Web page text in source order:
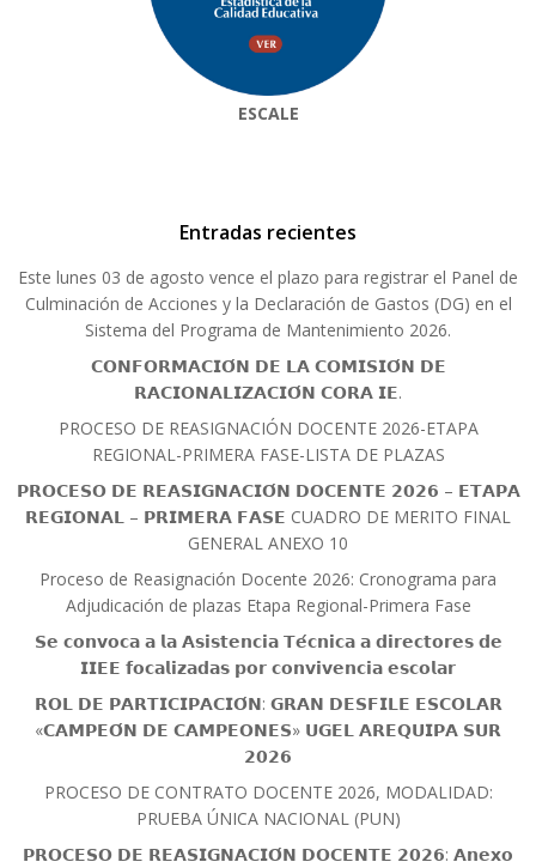
ESCALE
Entradas recientes
Este lunes 03 de agosto vence el plazo para registrar el Panel de
Culminación de Acciones y la Declaración de Gastos (DG) en el
Sistema del Programa de Mantenimiento 2026.
𝗖𝗢𝗡𝗙𝗢𝗥𝗠𝗔𝗖𝗜𝗢́𝗡 𝗗𝗘 𝗟𝗔 𝗖𝗢𝗠𝗜𝗦𝗜𝗢́𝗡 𝗗𝗘
𝗥𝗔𝗖𝗜𝗢𝗡𝗔𝗟𝗜𝗭𝗔𝗖𝗜𝗢́𝗡 𝗖𝗢𝗥𝗔 𝗜𝗘.
PROCESO DE REASIGNACIÓN DOCENTE 2026-ETAPA
REGIONAL-PRIMERA FASE-LISTA DE PLAZAS
𝗣𝗥𝗢𝗖𝗘𝗦𝗢 𝗗𝗘 𝗥𝗘𝗔𝗦𝗜𝗚𝗡𝗔𝗖𝗜𝗢́𝗡 𝗗𝗢𝗖𝗘𝗡𝗧𝗘 𝟮𝟬𝟮𝟲 – 𝗘𝗧𝗔𝗣𝗔
𝗥𝗘𝗚𝗜𝗢𝗡𝗔𝗟 – 𝗣𝗥𝗜𝗠𝗘𝗥𝗔 𝗙𝗔𝗦𝗘 CUADRO DE MERITO FINAL
GENERAL ANEXO 10
Proceso de Reasignación Docente 2026: Cronograma para
Adjudicación de plazas Etapa Regional-Primera Fase
𝗦𝗲 𝗰𝗼𝗻𝘃𝗼𝗰𝗮 𝗮 𝗹𝗮 𝗔𝘀𝗶𝘀𝘁𝗲𝗻𝗰𝗶𝗮 𝗧𝗲́𝗰𝗻𝗶𝗰𝗮 𝗮 𝗱𝗶𝗿𝗲𝗰𝘁𝗼𝗿𝗲𝘀 𝗱𝗲
𝗜𝗜𝗘𝗘 𝗳𝗼𝗰𝗮𝗹𝗶𝘇𝗮𝗱𝗮𝘀 𝗽𝗼𝗿 𝗰𝗼𝗻𝘃𝗶𝘃𝗲𝗻𝗰𝗶𝗮 𝗲𝘀𝗰𝗼𝗹𝗮𝗿
𝗥𝗢𝗟 𝗗𝗘 𝗣𝗔𝗥𝗧𝗜𝗖𝗜𝗣𝗔𝗖𝗜𝗢́𝗡: 𝗚𝗥𝗔𝗡 𝗗𝗘𝗦𝗙𝗜𝗟𝗘 𝗘𝗦𝗖𝗢𝗟𝗔𝗥
«𝗖𝗔𝗠𝗣𝗘𝗢́𝗡 𝗗𝗘 𝗖𝗔𝗠𝗣𝗘𝗢𝗡𝗘𝗦» 𝗨𝗚𝗘𝗟 𝗔𝗥𝗘𝗤𝗨𝗜𝗣𝗔 𝗦𝗨𝗥
𝟮𝟬𝟮𝟲
PROCESO DE CONTRATO DOCENTE 2026, MODALIDAD:
PRUEBA ÚNICA NACIONAL (PUN)
𝗣𝗥𝗢𝗖𝗘𝗦𝗢 𝗗𝗘 𝗥𝗘𝗔𝗦𝗜𝗚𝗡𝗔𝗖𝗜𝗢́𝗡 𝗗𝗢𝗖𝗘𝗡𝗧𝗘 𝟮𝟬𝟮𝟲: 𝗔𝗻𝗲𝘅𝗼